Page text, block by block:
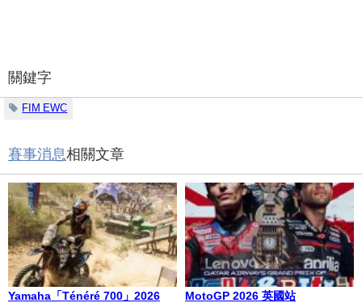
關鍵字
FIM EWC
賽事消息相關文章
Yamaha「Ténéré 700」2026
MotoGP 2026 英國站